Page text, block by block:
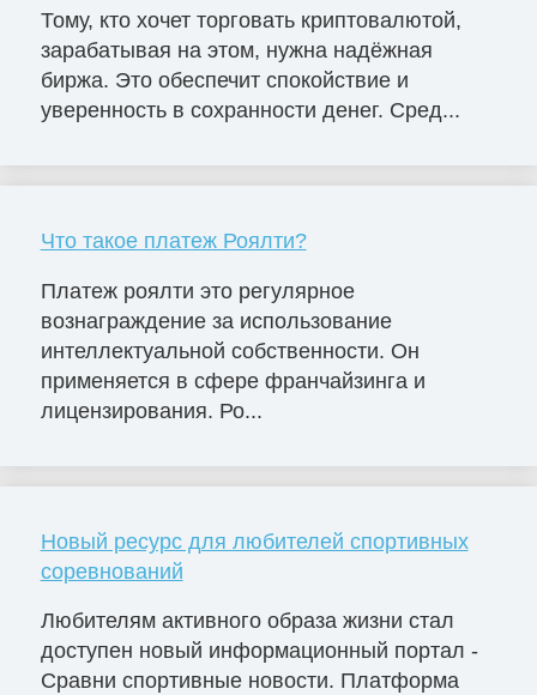
Тому, кто хочет торговать криптовалютой,
зарабатывая на этом, нужна надёжная
биржа. Это обеспечит спокойствие и
уверенность в сохранности денег. Сред...
Что такое платеж Роялти?
Платеж роялти это регулярное
вознаграждение за использование
интеллектуальной собственности. Он
применяется в сфере франчайзинга и
лицензирования. Ро...
Новый ресурс для любителей спортивных
соревнований
Любителям активного образа жизни стал
доступен новый информационный портал -
Сравни спортивные новости. Платформа